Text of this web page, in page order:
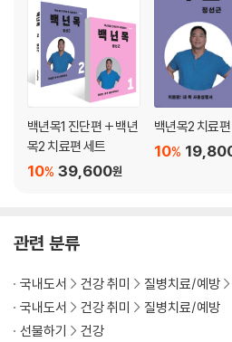
329 요점정리
9장 요추전만은 병(病)인가?
332 누가 우리 장군님의 허리를 망가뜨렸
335 디스크 통증의 시간차 전달
337 허리 구부리는 스트레칭의 4가지 치
341 허리 구부리는 스트레칭 권하는 사회
350 척추관협착증은 디스크병과 반대야!
353 전방전위증에는 요추전만이 해롭다?
355 천골경사와 요추전만 그리고 전방전
359 굿바이 닥터윌리엄스- 허리 굴곡 스
364 나는 윌리엄스 운동으로 허리 나았어!
백년목1 진단편 + 백년
목2 치료편 세트
39,600원
10%
백년목2 치료편
10%
관련 분류
국내도서 건강 취미 질병치료/예방
국내도서
건강 취미
질병치료/예방
선물하기
건강